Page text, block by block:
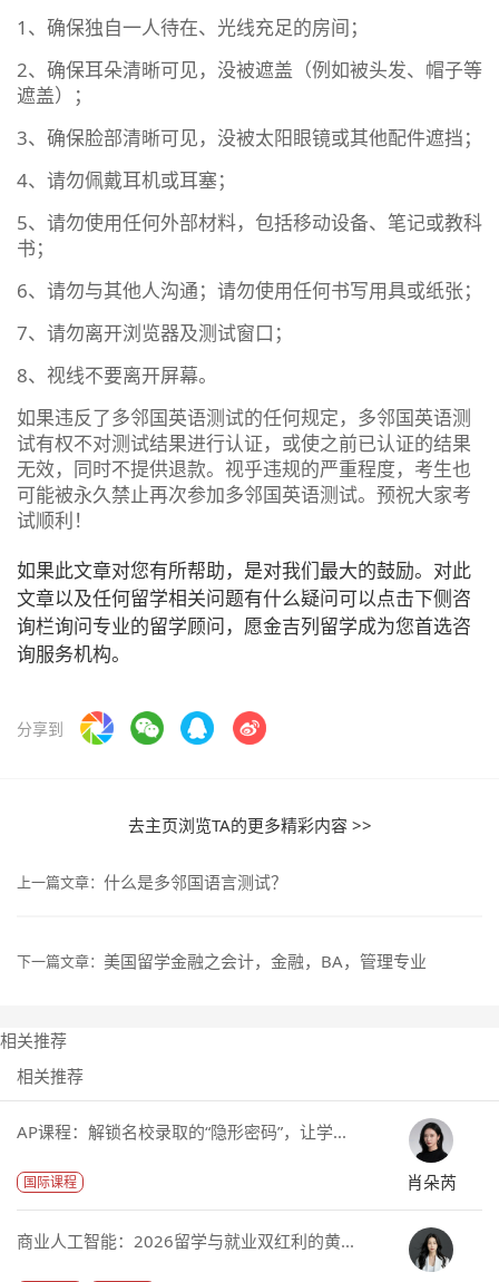
1、确保独自一人待在、光线充足的房间；
2、确保耳朵清晰可见，没被遮盖（例如被头发、帽子等
遮盖）；
3、确保脸部清晰可见，没被太阳眼镜或其他配件遮挡；
4、请勿佩戴耳机或耳塞；
5、请勿使用任何外部材料，包括移动设备、笔记或教科
书；
6、请勿与其他人沟通；请勿使用任何书写用具或纸张；
7、请勿离开浏览器及测试窗口；
8、视线不要离开屏幕。
如果违反了多邻国英语测试的任何规定，多邻国英语测
试有权不对测试结果进行认证，或使之前已认证的结果
无效，同时不提供退款。视乎违规的严重程度，考生也
可能被永久禁止再次参加多邻国英语测试。预祝大家考
试顺利！
如果此文章对您有所帮助，是对我们最大的鼓励。对此
文章以及任何留学相关问题有什么疑问可以点击下侧咨
询栏询问专业的留学顾问，愿金吉列留学成为您首选咨
询服务机构。
分享到
去主页浏览TA的更多精彩内容 >>
上一篇文章： 什么是多邻国语言测试？
下一篇文章： 美国留学金融之会计，金融，BA，管理专业
相关推荐
相关推荐
AP课程：解锁名校录取的“隐形密码”，让学...
国际课程 肖朵芮
商业人工智能：2026留学与就业双红利的黄...